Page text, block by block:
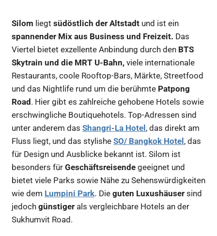
Silom liegt südöstlich der Altstadt und ist ein
spannender Mix aus Business und Freizeit. Das
Viertel bietet exzellente Anbindung durch den BTS
Skytrain und die MRT U-Bahn, viele internationale
Restaurants, coole Rooftop-Bars, Märkte, Streetfood
und das Nightlife rund um die berühmte Patpong
Road. Hier gibt es zahlreiche gehobene Hotels sowie
erschwingliche Boutiquehotels. Top-Adressen sind
unter anderem das Shangri-La Hotel, das direkt am
Fluss liegt, und das stylishe SO/ Bangkok Hotel, das
für Design und Ausblicke bekannt ist. Silom ist
besonders für Geschäftsreisende geeignet und
bietet viele Parks sowie Nähe zu Sehenswürdigkeiten
wie dem Lumpini Park. Die guten Luxushäuser sind
jedoch günstiger als vergleichbare Hotels an der
Sukhumvit Road.